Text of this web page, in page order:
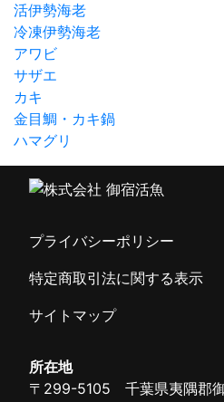
活伊勢海老
冷凍伊勢海老
アワビ
サザエ
カキ
金目鯛・カキ鍋
ハマグリ
プライバシーポリシー
特定商取引法に関する表示
サイトマップ
所在地
〒299-5105 千葉県夷隅郡